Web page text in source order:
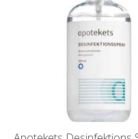
Aqua, Isopropyl
Aminomethyl